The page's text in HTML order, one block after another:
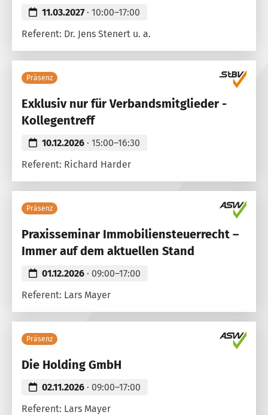
11.03.2027· 10:00–17:00
Referent: Dr. Jens Stenert u. a.
Präsenz
Exklusiv nur für Verbandsmitglieder -
Kollegentreff
10.12.2026 · 15:00–16:30
Referent: Richard Harder
Präsenz
Praxisseminar Immobiliensteuerrecht –
Immer auf dem aktuellen Stand
01.12.2026 · 09:00–17:00
Referent: Lars Mayer
Präsenz
Die Holding GmbH
02.11.2026 · 09:00–17:00
Referent: Lars Mayer